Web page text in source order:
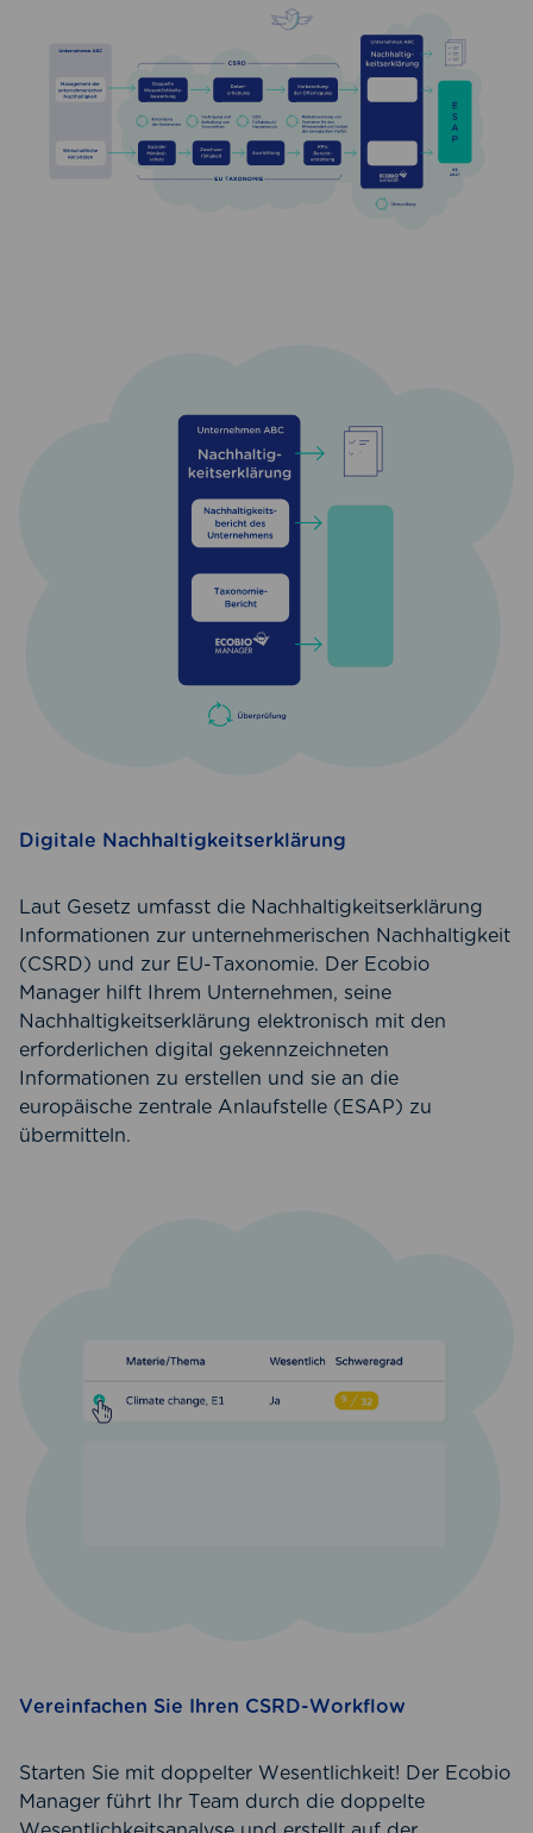
Digitale Nachhaltigkeitserklärung
Laut Gesetz umfasst die Nachhaltigkeitserklärung
Informationen zur unternehmerischen Nachhaltigkeit
(CSRD) und zur EU-Taxonomie. Der Ecobio
Manager hilft Ihrem Unternehmen, seine
Nachhaltigkeitserklärung elektronisch mit den
erforderlichen digital gekennzeichneten
Informationen zu erstellen und sie an die
europäische zentrale Anlaufstelle (ESAP) zu
übermitteln.
Vereinfachen Sie Ihren CSRD-Workflow
Starten Sie mit doppelter Wesentlichkeit! Der Ecobio
Manager führt Ihr Team durch die doppelte